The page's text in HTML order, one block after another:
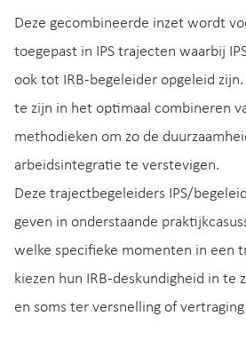
Deze gecombineerde inzet wordt
toegepast in IPS trajecten waarbij
ook tot IRB-begeleider opgeleid
te zijn in het optimaal combineren
methodieken om zo de
arbeidsintegratie te verstevigen.
Deze trajectbegeleiders IPS/
geven in onderstaande
welke specifieke momenten in een
kiezen hun IRB-deskundigheid in te
en soms ter versnelling of